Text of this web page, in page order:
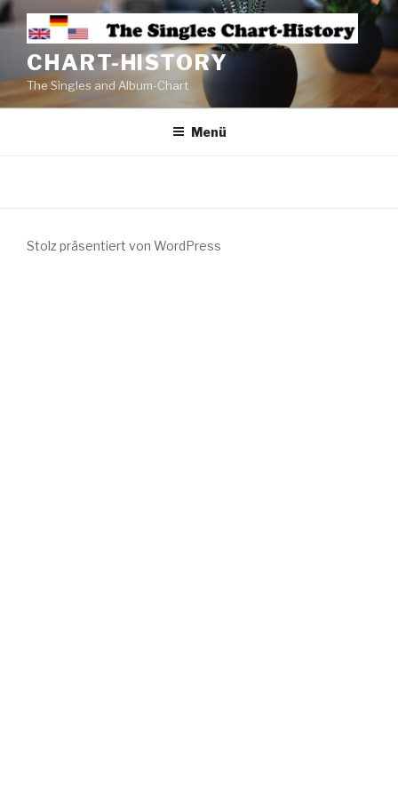
CHART-HISTORY
The Singles and Album-Chart
Menü
Stolz präsentiert von WordPress